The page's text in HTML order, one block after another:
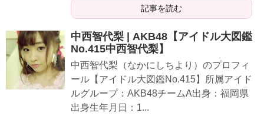
記事を読む
中西智代梨 | AKB48【アイドル大図鑑
No.415中西智代梨】
中西智代梨（なかにしちより）のプロフィ
ール【アイドル大図鑑No.415】所属アイド
ルグループ：AKB48チームA出身：福岡県
出身生年月日：1...